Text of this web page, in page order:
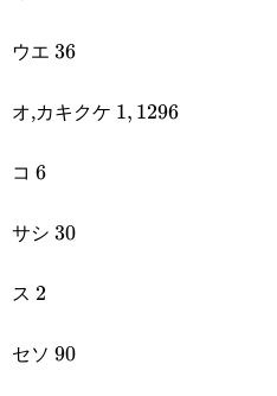
ウエ 36
36
オ,カキクケ 1,1296
1, 1296
コ 6
6
サシ 30
30
ス 2
2
セソ 90
90